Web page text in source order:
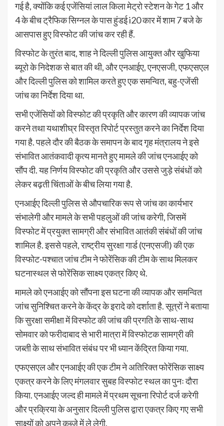
गई है, क्योंकि कई एजेंसियां ​​लाल किला मेट्रो स्टेशन के गेट 1 और
4 के बीच ट्रैफिक सिग्नल के पास हुंडई i20 कार में शाम 7 बजे के
आसपास हुए विस्फोट की जांच कर रही हैं.
विस्फोट के तुरंत बाद, शाह ने दिल्ली पुलिस आयुक्त और खुफिया
ब्यूरो के निदेशक से बात की थी, और एनआईए, एनएसजी, एफएसएल
और दिल्ली पुलिस को शामिल करते हुए एक समन्वित, बहु-एजेंसी
जांच का निर्देश दिया था.
सभी एजेंसियों को विस्फोट की प्रकृति और कारण की व्यापक जांच
करने तथा यथाशीघ्र विस्तृत रिपोर्ट प्रस्तुत करने का निर्देश दिया
गया है. पहले दौर की बैठक के समापन के बाद गृह मंत्रालय ने इसे
संभावित आतंकवादी कृत्य मानते हुए मामले की जांच एनआईए को
सौंप दी. यह निर्णय विस्फोट की प्रकृति और उससे जुड़े संबंधों को
लेकर बढ़ती चिंताओं के बीच लिया गया है.
एनआईए दिल्ली पुलिस से औपचारिक रूप से जांच का कार्यभार
संभालेगी और मामले के सभी पहलुओं की जांच करेगी, जिसमें
विस्फोट में प्रयुक्त सामग्री और संभावित आतंकी संबंधों की जांच
शामिल है. इससे पहले, राष्ट्रीय सुरक्षा गार्ड (एनएसजी) की एक
विस्फोट-पश्चात जांच टीम ने फोरेंसिक की टीम के साथ मिलकर
घटनास्थल से फोरेंसिक साक्ष्य एकत्र किए थे.
मामले को एनआईए को सौंपना इस घटना की व्यापक और समन्वित
जांच सुनिश्चित करने के केंद्र के इरादे को दर्शाता है. सूत्रों ने बताया
कि सुरक्षा समीक्षा में विस्फोट की जांच की प्रगति के साथ-साथ
सोमवार को फरीदाबाद से भारी मात्रा में विस्फोटक सामग्री की
जब्ती के साथ संभावित संबंध पर भी ध्यान केंद्रित किया गया.
एफएसएल और एनआईए की एक टीम ने अतिरिक्त फोरेंसिक साक्ष्य
एकत्र करने के लिए मंगलवार सुबह विस्फोट स्थल का पुनः दौरा
किया. एनआईए जल्द ही मामले में प्रथम सूचना रिपोर्ट दर्ज करेगी
और प्रक्रिया के अनुसार दिल्ली पुलिस द्वारा एकत्र किए गए सभी
साक्ष्यों को अपने कब्जे में ले लेगी.